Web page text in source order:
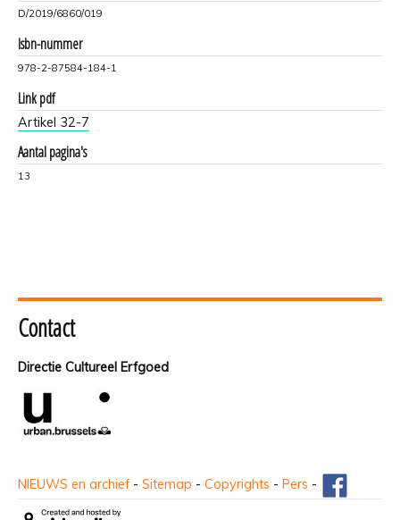
D/2019/6860/019
Isbn-nummer
978-2-87584-184-1
Link pdf
Artikel 32-7
Aantal pagina's
13
Contact
Directie Cultureel Erfgoed
NIEUWS en archief - Sitemap - Copyrights - Pers -